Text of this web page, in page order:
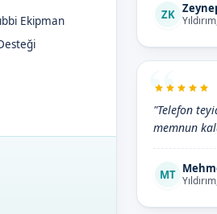
Ekipman
ZK
"Telefon
memnun
MT